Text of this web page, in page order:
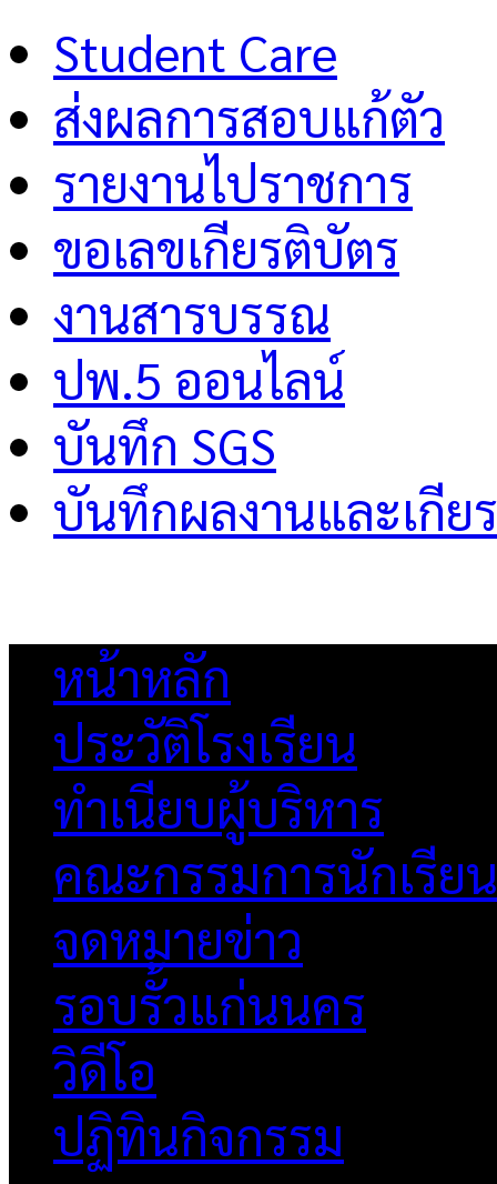
Student Care
ส่งผลการสอบแก้ตัว
รายงานไปราชการ
ขอเลขเกียรติบัตร
งานสารบรรณ
ปพ.5 ออนไลน์
บันทึก SGS
บันทึกผลงานและเกีย
หน้าหลัก
ประวัติโรงเรียน
ทำเนียบผู้บริหาร
คณะกรรมการนักเรียน
จดหมายข่าว
รอบรั้วแก่นนคร
วิดีโอ
ปฏิทินกิจกรรม